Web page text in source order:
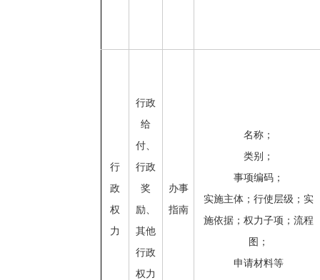
行
政
权
力
行政
给
付、
行政
奖
励、
其他
行政
权力
办事
指南
名称；
类别；
事项编码；
实施主体；行使层级；实
施依据；权力子项；流程
图；
申请材料等